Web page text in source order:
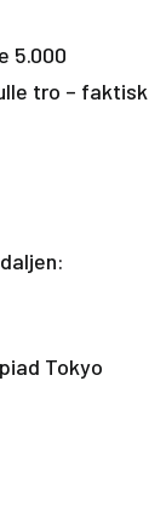
5.000
tro – faktisk
Tokyo